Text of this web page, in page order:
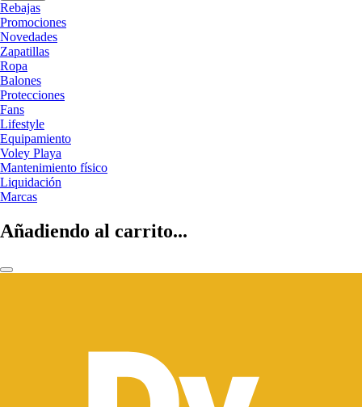
Rebajas
Promociones
Novedades
Zapatillas
Ropa
Balones
Protecciones
Fans
Lifestyle
Equipamiento
Voley Playa
Mantenimiento físico
Liquidación
Marcas
Añadiendo al carrito...